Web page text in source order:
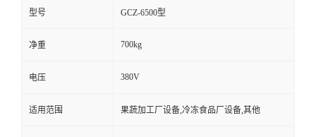
型号 GCZ-6500型
净重 700kg
电压 380V
适用范围 果蔬加工厂设备,冷冻食品厂设备,其他